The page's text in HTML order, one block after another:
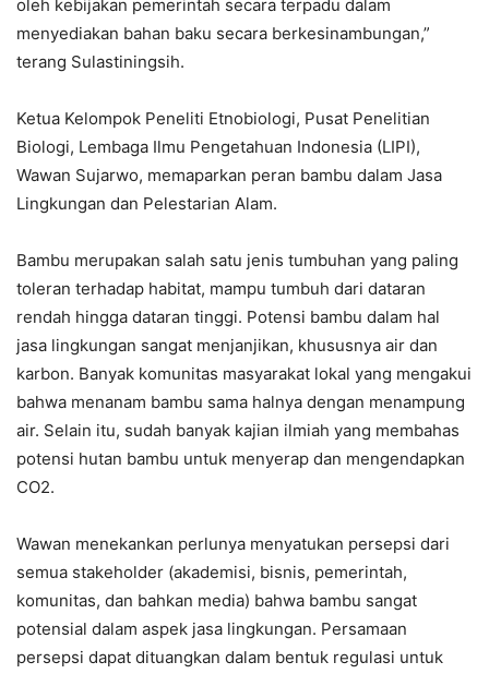
oleh kebijakan pemerintah secara terpadu dalam
menyediakan bahan baku secara berkesinambungan,”
terang Sulastiningsih.
Ketua Kelompok Peneliti Etnobiologi, Pusat Penelitian
Biologi, Lembaga Ilmu Pengetahuan Indonesia (LIPI),
Wawan Sujarwo, memaparkan peran bambu dalam Jasa
Lingkungan dan Pelestarian Alam.
Bambu merupakan salah satu jenis tumbuhan yang paling
toleran terhadap habitat, mampu tumbuh dari dataran
rendah hingga dataran tinggi. Potensi bambu dalam hal
jasa lingkungan sangat menjanjikan, khususnya air dan
karbon. Banyak komunitas masyarakat lokal yang mengakui
bahwa menanam bambu sama halnya dengan menampung
air. Selain itu, sudah banyak kajian ilmiah yang membahas
potensi hutan bambu untuk menyerap dan mengendapkan
CO2.
Wawan menekankan perlunya menyatukan persepsi dari
semua stakeholder (akademisi, bisnis, pemerintah,
komunitas, dan bahkan media) bahwa bambu sangat
potensial dalam aspek jasa lingkungan. Persamaan
persepsi dapat dituangkan dalam bentuk regulasi untuk